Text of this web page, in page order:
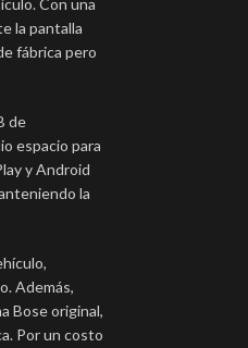
Con una
la pantalla
fábrica pero
de
espacio para
y Android
la
Además,
Bose original,
Por un costo